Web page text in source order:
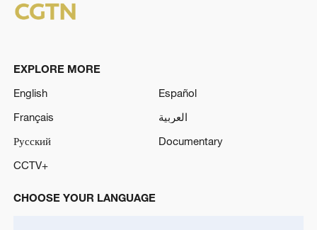
EXPLORE MORE
English
Español
Français
العربية
Русский
Documentary
CCTV+
CHOOSE YOUR LANGUAGE